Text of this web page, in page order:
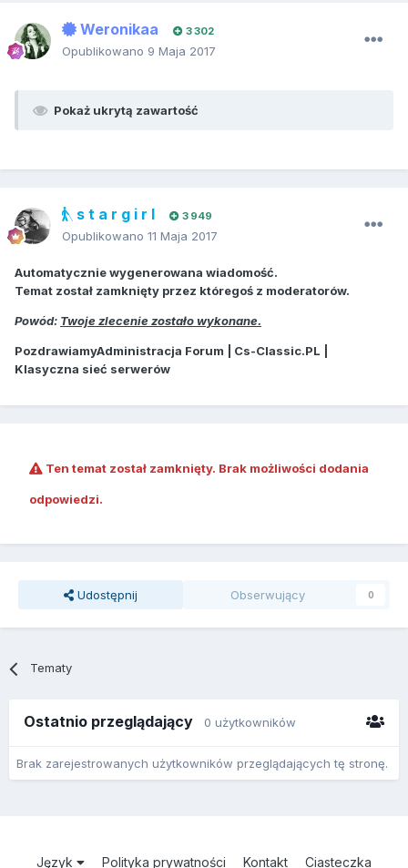
Weronikaa 3 302
Opublikowano 9 Maja 2017
Pokaż ukrytą zawartość
s t a r g i r l 3 949
Opublikowano 11 Maja 2017
Automatycznie wygenerowana wiadomość.
Temat został zamknięty przez któregoś z moderatorów.
Powód: Twoje zlecenie zostało wykonane.
PozdrawiamyAdministracja Forum | Cs-Classic.PL |
Klasyczna sieć serwerów
Ten temat został zamknięty. Brak możliwości dodania
odpowiedzi.
Udostępnij Obserwujący 0
Tematy
Ostatnio przeglądający 0 użytkowników
Brak zarejestrowanych użytkowników przeglądających tę stronę.
Język Polityka prywatności Kontakt Ciasteczka